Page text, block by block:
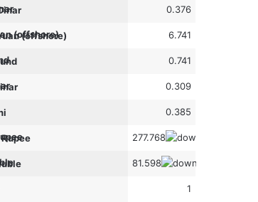
0.376
(offshore) 6.741
0.741
0.309
0.385
277.768
81.598
1